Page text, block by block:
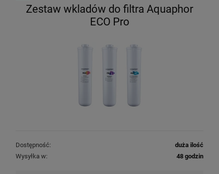
Zestaw wkladów do filtra Aquaphor
ECO Pro
Dostępność:
duża ilość
Wysyłka w:
48 godzin